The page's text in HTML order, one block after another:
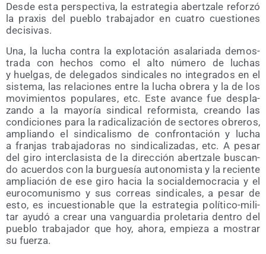
Des­de esta pers­pec­ti­va, la estra­te­gia aber­tza­le refor­zó
la pra­xis del pue­blo tra­ba­ja­dor en cua­tro cues­tio­nes
decisivas.
Una, la lucha con­tra la explo­ta­ción asa­la­ria­da demos­
tra­da con hechos como el alto núme­ro de luchas
y huel­gas, de dele­ga­dos sin­di­ca­les no inte­gra­dos en el
sis­te­ma, las rela­cio­nes entre la lucha obre­ra y la de los
movi­mien­tos popu­la­res, etc. Este avan­ce fue des­pla­
zan­do a la mayo­ría sin­di­cal refor­mis­ta, crean­do las
con­di­cio­nes para la radi­ca­li­za­ción de sec­to­res obre­ros,
amplian­do el sin­di­ca­lis­mo de con­fron­ta­ción y lucha
a fran­jas tra­ba­ja­do­ras no sin­di­ca­li­za­das, etc. A pesar
del giro inter­cla­sis­ta de la direc­ción aber­tza­le bus­can­
do acuer­dos con la bur­gue­sía auto­no­mis­ta y la recien­te
amplia­ción de ese giro hacia la social­de­mo­cra­cia y el
euro­co­mu­nis­mo y sus correas sin­di­ca­les, a pesar de
esto, es incues­tio­na­ble que la estra­te­gia polí­ti­co-mili­
tar ayu­dó a crear una van­guar­dia pro­le­ta­ria den­tro del
pue­blo tra­ba­ja­dor que hoy, aho­ra, empie­za a mos­trar
su fuerza.